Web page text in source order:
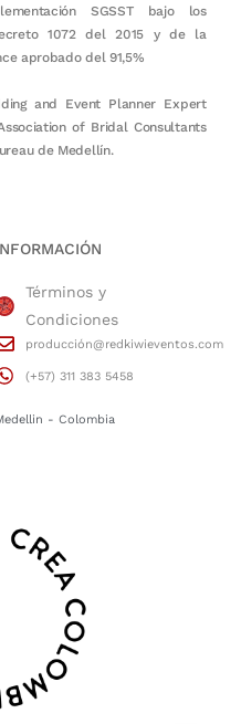
SGSST bajo los
1072 del 2015 y de la
aprobado del 91,5%
and Event Planner Expert
of Bridal Consultants
de Medellín.
Términos y
Condiciones
producción@redkiwieventos.com
(+57) 311 383 5458
- Colombia